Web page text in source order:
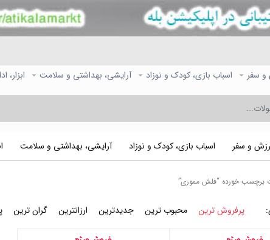
سفر اسباب بازی، کودک و نوزاد آرایشی، بهداشتی و سلامت ابزار،
و سفر اسباب بازی، کودک و نوزاد آرایشی، بهداشتی و سلامت
برچسب خورده “فلش مموری”
پرفروش ترین محبوب ترین جدیدترین ارزانترین گران ترین